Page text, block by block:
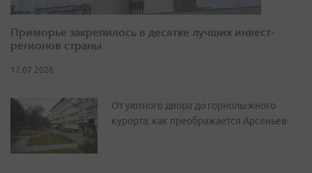
Приморье закрепилось в десятке лучших инвест-
регионов страны
17.07.2026
От уютного двора до горнолыжного
курорта: как преображается Арсеньев